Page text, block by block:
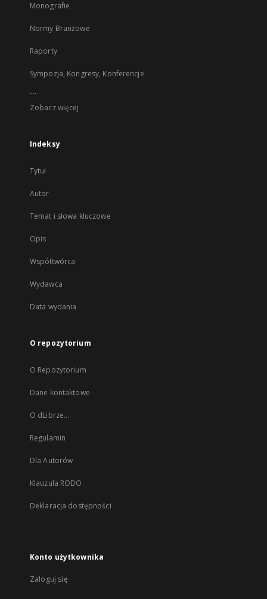
Monografie
Normy Branżowe
Raporty
Sympozja, Kongresy, Konferencje
...
Zobacz więcej
Indeksy
Tytuł
Autor
Temat i słowa kluczowe
Opis
Współtwórca
Wydawca
Data wydania
O repozytorium
O Repozytorium
Dane kontaktowe
O dLibrze...
Regulamin
Dla Autorów
Klauzula RODO
Deklaracja dostępności
Konto użytkownika
Zaloguj się